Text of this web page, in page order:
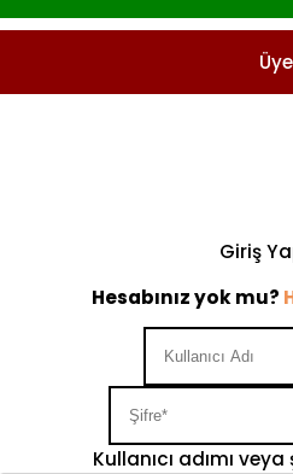
Giriş
Hesabınız yok mu?
Kullanıcı adımı